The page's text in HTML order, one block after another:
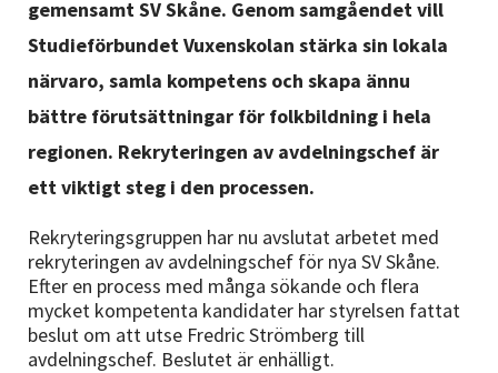
Lyssna
gemensamt SV Skåne. Genom samgåendet vill
Studieförbundet Vuxenskolan stärka sin lokala
närvaro, samla kompetens och skapa ännu
bättre förutsättningar för folkbildning i hela
regionen. Rekryteringen av avdelningschef är
ett viktigt steg i den processen.
Rekryteringsgruppen har nu avslutat arbetet med
rekryteringen av avdelningschef för nya SV Skåne.
Efter en process med många sökande och flera
mycket kompetenta kandidater har styrelsen fattat
beslut om att utse Fredric Strömberg till
avdelningschef. Beslutet är enhälligt.